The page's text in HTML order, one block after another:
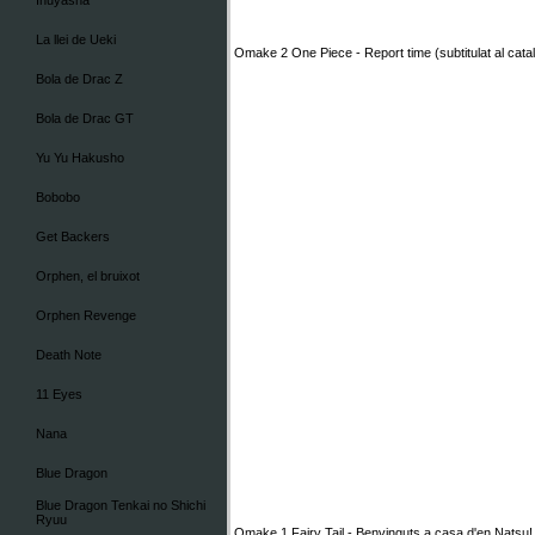
La llei de Ueki
Bola de Drac Z
Bola de Drac GT
Yu Yu Hakusho
Bobobo
Get Backers
Orphen, el bruixot
Orphen Revenge
Death Note
11 Eyes
Nana
Blue Dragon
Blue Dragon Tenkai no Shichi
Ryuu
Omake 2 One Piece - Report time (subtitulat al